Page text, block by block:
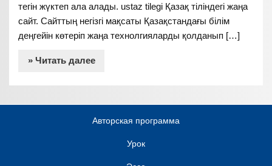
тегін жүктеп ала алады. ustaz tilegi Қазақ тіліндегі жаңа
сайт. Сайттың негізгі мақсаты Қазақстандағы білім
деңгейін көтеріп жаңа технолгияларды қолданып […]
» Читать далее
Авторская программа
Урок